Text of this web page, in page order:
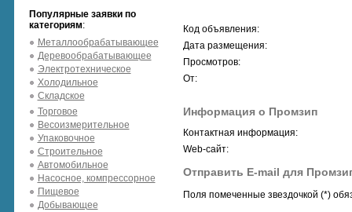
Популярные заявки по
категориям:
Металлообрабатывающее
Деревообрабатывающее
Электротехническое
Холодильное
Складское
Торговое
Весоизмерительное
Упаковочное
Строительное
Автомобильное
Насосное, компрессорное
Пищевое
Добывающее
Код объявления:
Дата размещения:
Просмотров:
От:
Информация о Промзип
Контактная информация:
Web-сайт:
Отправить E-mail для
Поля помеченные звездочкой (*)